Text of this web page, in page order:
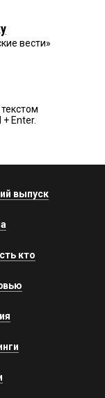
вести»
Enter.
выпуск
кто